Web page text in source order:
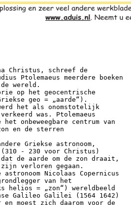
Christus, schreef de
Ptolemaeus meerdere boeken
wereld.
op het geocentrische
geo = „aarde“).
het als onomstotelijk
was. Ptolemaeus
onbeweegbare centrum van
en de sterren
Griekse astronoom,
(310 - 230 voor Christus)
de aarde om de zon draait,
verloren gegaan.
astronoom Nicolaas Copernicus
van het
helios = „zon“) wereldbeeld
Galileo Galilei (1564 1642)
moest zich daarom voor de